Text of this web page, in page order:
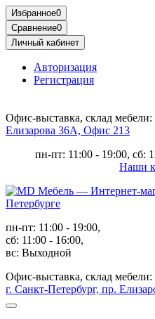
Избранное0
Сравнение0
Личный кабинет
Авторизация
Регистрация
Офис-выставка, склад мебели:
Елизарова 36А, Офис 213
пн-пт: 11:00 - 19:00, сб:
Наши
пн-пт: 11:00 - 19:00,
сб: 11:00 - 16:00,
вс: Выходной
Офис-выставка, склад мебели:
г. Санкт-Петербург, пр.